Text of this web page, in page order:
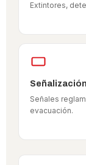
Extintores,
Señales
evacuación.